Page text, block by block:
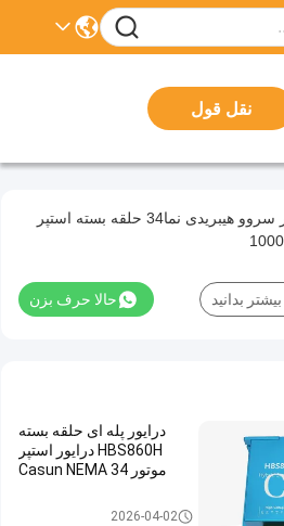
نقل قول
درایور سروو هیبریدی نما34 حلقه بسته استپر
حالا حرف بزن بیشتر بدانید
درایور پله ای حلقه بسته
HBS860H درایور استپر
موتور Casun NEMA 34
درایور پله ای حلقه بسته2026-04-02